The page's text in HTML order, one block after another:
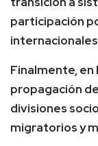
participación
Finalmente, en
propagación
divisiones
migratorios y